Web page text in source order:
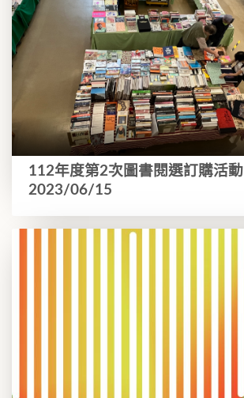
112年度第2次圖書閱選訂購活動
2023/06/15